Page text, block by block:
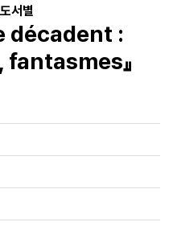
서별
décadent :
』